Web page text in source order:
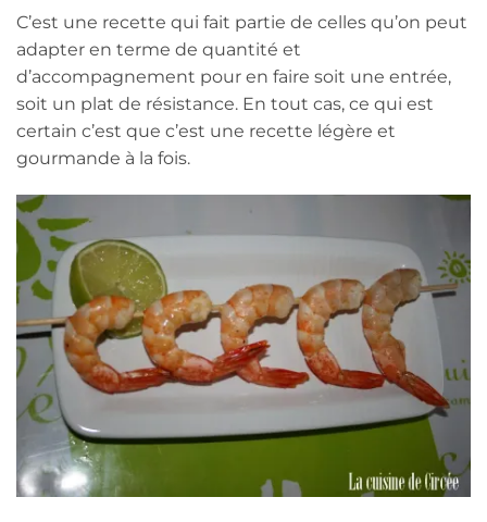
C’est une recette qui fait partie de celles qu’on peut
adapter en terme de quantité et
d’accompagnement pour en faire soit une entrée,
soit un plat de résistance. En tout cas, ce qui est
certain c’est que c’est une recette légère et
gourmande à la fois.